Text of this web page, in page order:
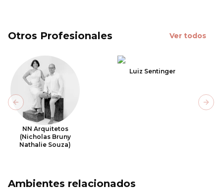
Otros Profesionales Ver todos
NN Arquitetos
(Nicholas Bruny
Nathalie Souza)
Luiz Sentinger
Previous slide
Ambientes relacionados